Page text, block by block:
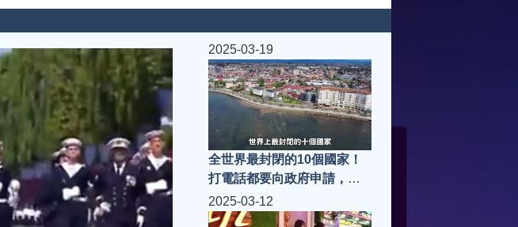
2025-03-19
全世界最封閉的10個國家！
打電話都要向政府申請，北
韓竟然不是第一？
2025-03-12